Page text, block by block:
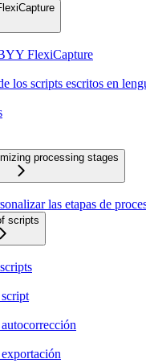
FlexiCapture
los scripts escritos en
processing stages
las etapas de
scripts